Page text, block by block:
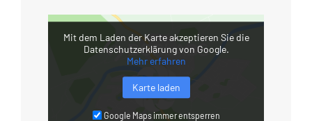
Mit dem Laden der Karte akzeptieren Sie die
Datenschutzerklärung von Google.
Mehr erfahren
Karte laden
Google Maps immer entsperren